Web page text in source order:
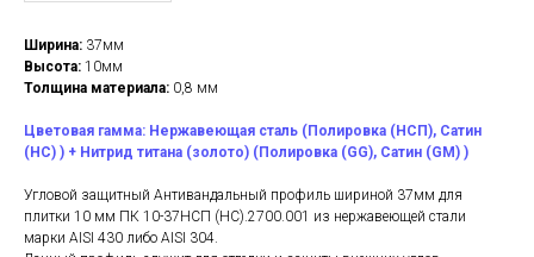
Ширина: 37мм
Высота: 10мм
Толщина материала: 0,8 мм
Цветовая гамма: Нержавеющая сталь (Полировка (НСП), Сатин
(НС) ) + Нитрид титана (золото) (Полировка (GG), Сатин (GM) )
Угловой защитный Антивандальный профиль шириной 37мм для
плитки 10 мм ПК 10-37НСП (НС).2700.001 из нержавеющей стали
марки AISI 430 либо AISI 304.